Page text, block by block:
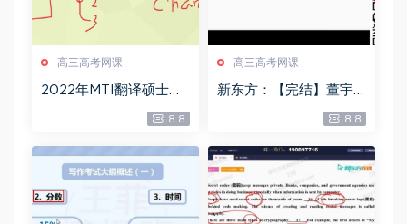
高三高考网课
2022年MTI翻译硕士冲
8.8
高三高考网课
新东方：【完结】董宇
总复习，百度网盘(4.88
G)
8.8